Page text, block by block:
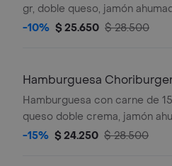
gr, doble queso, jamón
tomate, cebolla grille, pollo
-10% $ 25.650 $ 28.500
Hamburguesa
Hamburguesa con carne de
queso doble crema, jamón
tomate, cebolla, pollo
-15% $ 24.250 $ 28.500